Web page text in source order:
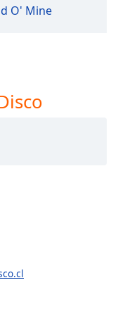
O' Mine